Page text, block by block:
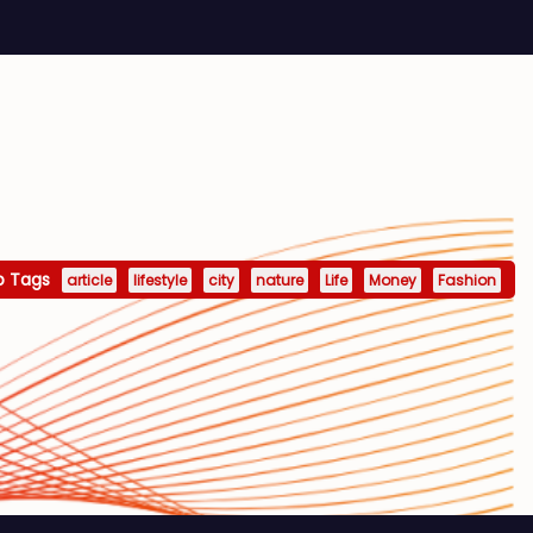
Tags article lifestyle city nature Life Money Fashion